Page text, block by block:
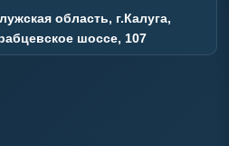
область, г.Калуга,
шоссе, 107